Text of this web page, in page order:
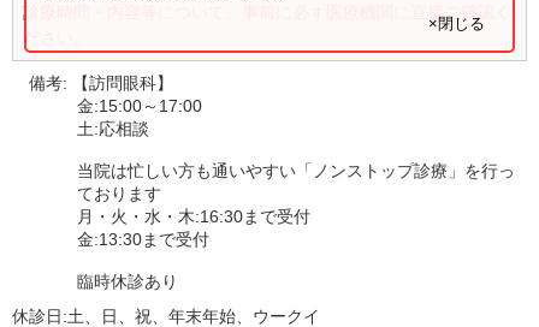
診療時間・内容等について、事前に必ず医療機関に直接ご確認く
×閉じる
備考:
【訪問眼科】
金:15:00～17:00
土:応相談
当院は忙しい方も通いやすい「ノンストップ診療」を行っ
ております
月・火・水・木:16:30まで受付
金:13:30まで受付
臨時休診あり
休診日:土、日、祝、年末年始、ウークイ